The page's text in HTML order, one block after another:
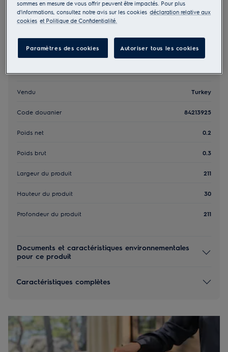
Caractéristiques principales
Code EAN 7321422815588
Vendu Turkey
Code douanier 84213925
Poids net 0.2
Poids brut 0.3
Largeur du produit 211
Hauteur du produit 30
Profondeur du produit 211
Documents et caractéristiques environnementales
pour ce produit
Caractéristiques complètes
sommes en mesure de vous offrir peuvent être impactés. Pour plus
d'informations, consultez notre avis sur les cookies déclaration relative aux
cookies et Politique de Confidentialité.
Paramètres des cookies Autoriser tous les cookies